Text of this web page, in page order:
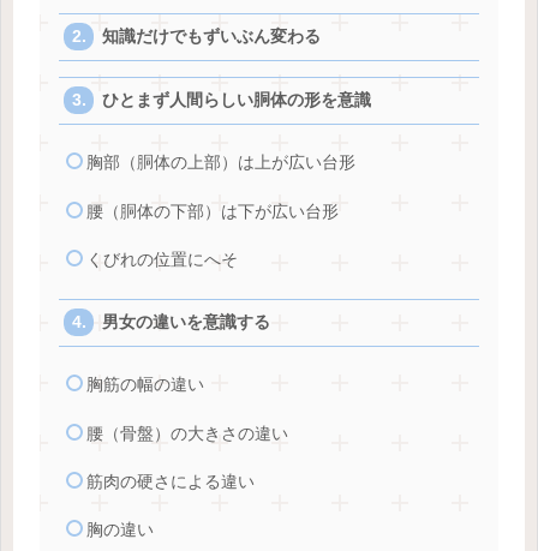
知識だけでもずいぶん変わる
ひとまず人間らしい胴体の形を意識
胸部（胴体の上部）は上が広い台形
腰（胴体の下部）は下が広い台形
くびれの位置にへそ
男女の違いを意識する
胸筋の幅の違い
腰（骨盤）の大きさの違い
筋肉の硬さによる違い
胸の違い